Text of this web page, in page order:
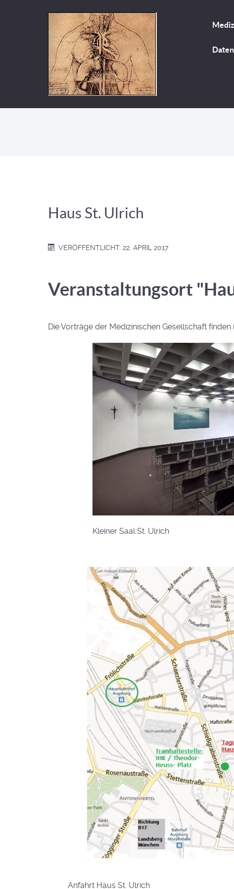
Haus St. Ulrich
VERÖFFENTLICHT: 22. APRIL 2017
Veranstaltungsort
Die Vorträge der Medizinischen Gesellschaft
Kleiner Saal St. Ulrich
Anfahrt Haus St. Ulrich